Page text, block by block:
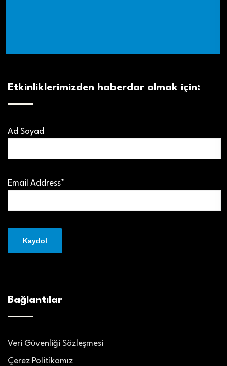
Etkinliklerimizden haberdar olmak için:
Ad Soyad
Email Address*
Bağlantılar
Veri Güvenliği Sözleşmesi
Çerez Politikamız